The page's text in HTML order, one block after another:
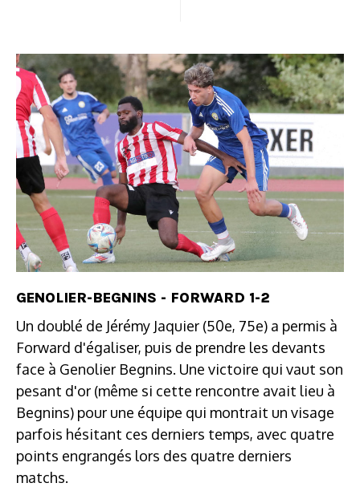
GENOLIER-BEGNINS - FORWARD 1-2
Un doublé de Jérémy Jaquier (50e, 75e) a permis à
Forward d'égaliser, puis de prendre les devants
face à Genolier Begnins. Une victoire qui vaut son
pesant d'or (même si cette rencontre avait lieu à
Begnins) pour une équipe qui montrait un visage
parfois hésitant ces derniers temps, avec quatre
points engrangés lors des quatre derniers
matchs.